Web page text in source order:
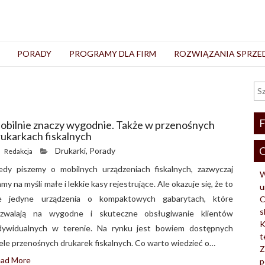
PORADY PROGRAMY DLA FIRM ROZWIĄZANIA
znaczy wygodnie. Także w przenośnych
fiskalnych
Redakcja Drukarki, Porady
piszemy o mobilnych urządzeniach fiskalnych, zazwyczaj
na myśli małe i lekkie kasy rejestrujące. Ale okazuje się, że to
jedyne urządzenia o kompaktowych gabarytach, które
na wygodne i skuteczne obsługiwanie klientów
w terenie. Na rynku jest bowiem dostępnych
przenośnych drukarek fiskalnych. Co warto wiedzieć o…
More